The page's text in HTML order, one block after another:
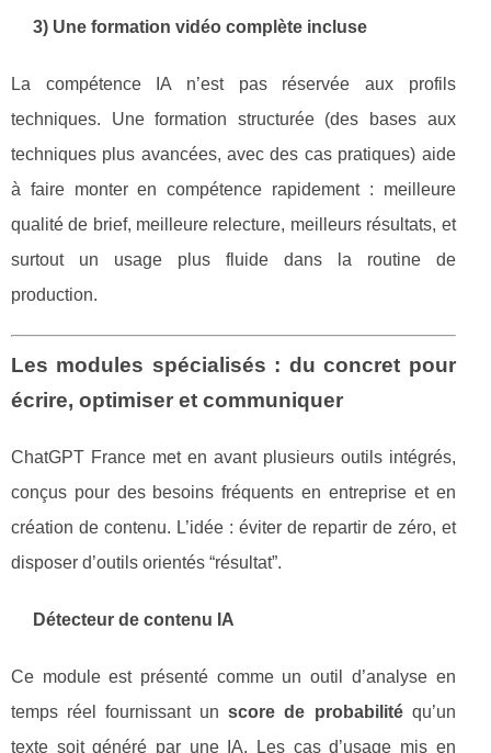
3) Une formation vidéo complète incluse
La compétence IA n’est pas réservée aux profils
techniques. Une formation structurée (des bases aux
techniques plus avancées, avec des cas pratiques) aide
à faire monter en compétence rapidement : meilleure
qualité de brief, meilleure relecture, meilleurs résultats, et
surtout un usage plus fluide dans la routine de
production.
Les modules spécialisés : du concret pour
écrire, optimiser et communiquer
ChatGPT France met en avant plusieurs outils intégrés,
conçus pour des besoins fréquents en entreprise et en
création de contenu. L’idée : éviter de repartir de zéro, et
disposer d’outils orientés “résultat”.
Détecteur de contenu IA
Ce module est présenté comme un outil d’analyse en
temps réel fournissant unscore de probabilitéqu’un
texte soit généré par une IA. Les cas d’usage mis en